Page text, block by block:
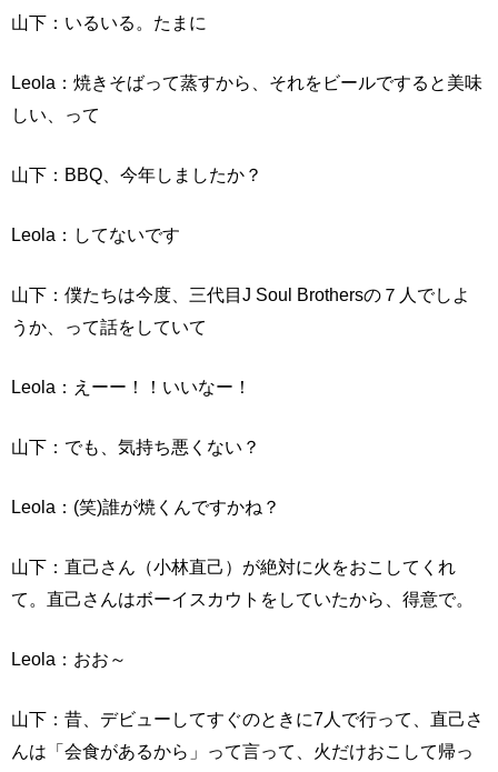
山下：いるいる。たまに
Leola：焼きそばって蒸すから、それをビールですると美味
しい、って
山下：BBQ、今年しましたか？
Leola：してないです
山下：僕たちは今度、三代目J Soul Brothersの７人でしよ
うか、って話をしていて
Leola：えーー！！いいなー！
山下：でも、気持ち悪くない？
Leola：(笑)誰が焼くんですかね？
山下：直己さん（小林直己）が絶対に火をおこしてくれ
て。直己さんはボーイスカウトをしていたから、得意で。
Leola：おお～
山下：昔、デビューしてすぐのときに7人で行って、直己さ
んは「会食があるから」って言って、火だけおこして帰っ